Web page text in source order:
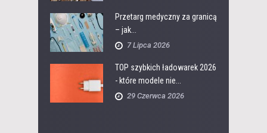
Przetarg medyczny za granicą
– jak...
7 Lipca 2026
TOP szybkich ładowarek 2026
- które modele nie...
29 Czerwca 2026